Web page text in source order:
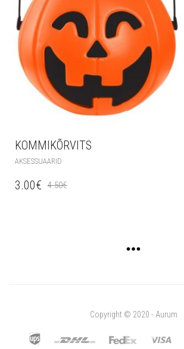
KOMMIKÕRVITS
AKSESSUAARID
4.50€
3.00€
Copyright © 2020 - Aurum